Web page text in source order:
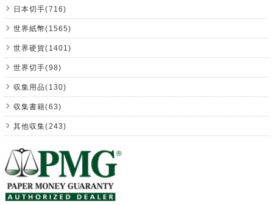
日本切手(716)
世界紙幣(1565)
世界硬貨(1401)
世界切手(98)
収集用品(130)
収集書籍(63)
其他収集(243)